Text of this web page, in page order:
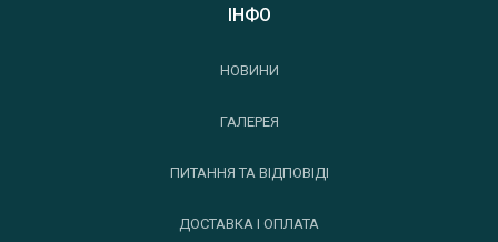
ІНФО
НОВИНИ
ГАЛЕРЕЯ
ПИТАННЯ ТА ВІДПОВІДІ
ДОСТАВКА І ОПЛАТА